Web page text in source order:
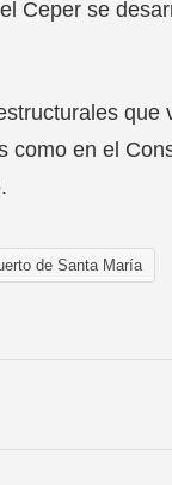
Ceper se
que
como en el
de Santa María